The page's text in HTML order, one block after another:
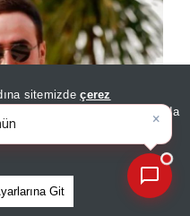
sitemizdeçerez
KVKK ve GDPR kapsamında
Aydınlatma Metnimizi
Git
×
spor, gündem ve
gelişmelerini anal